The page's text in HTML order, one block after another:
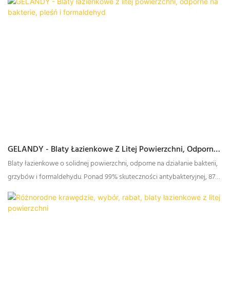
GELANDY - Blaty Łazienkowe Z Litej Powierzchni, Odporne
Na Bakterie, Pleśń I Formaldehyd
Blaty łazienkowe o solidnej powierzchni, odporne na działanie bakterii,
grzybów i formaldehydu. Ponad 99% skuteczności antybakteryjnej, 87%
skuteczności usuwania formaldehydu.